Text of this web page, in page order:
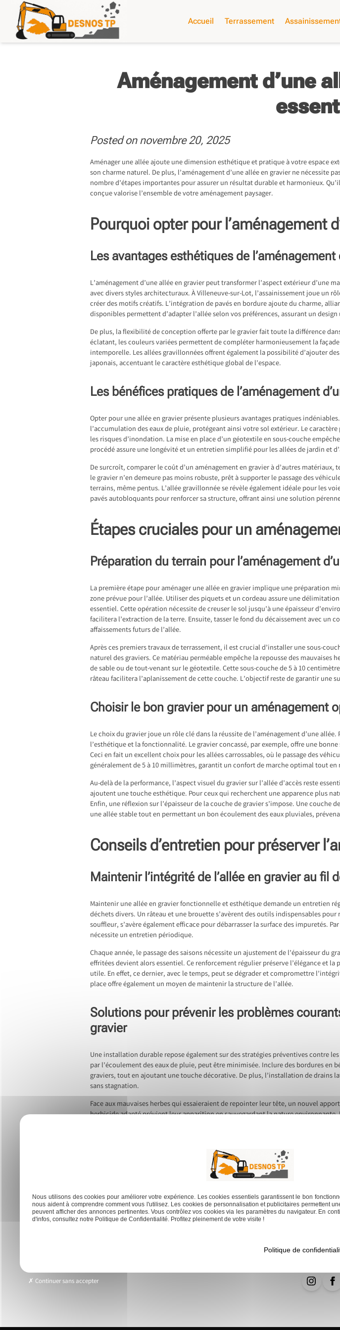
content
Accueil Terrassement
Aménagement d’une
Posted on novembre 20, 2025
Aménager une allée ajoute une dimension esthétique et pratique à votre espace
son charme naturel. De plus, l’aménagement d’une allée en gravier ne nécessite
nombre d’étapes importantes pour assurer un résultat durable et harmonieux.
conçue valorise l’ensemble de votre aménagement paysager.
Pourquoi opter pour l’aménagement
Les avantages esthétiques de l’aménagement
L’aménagement d’une allée en gravier peut transformer l’aspect extérieur
avec divers styles architecturaux. À Villeneuve-sur-Lot, l’assainissement joue un
créer des motifs créatifs. L’intégration de pavés en bordure ajoute du charme,
disponibles permettent d’adapter l’allée selon vos préférences, assurant un
De plus, la flexibilité de conception offerte par le gravier fait toute la différence
éclatant, les couleurs variées permettent de compléter harmonieusement la
intemporelle. Les allées gravillonnées offrent également la possibilité d’ajouter
japonais, accentuant le caractère esthétique global de l’espace.
Les bénéfices pratiques de l’aménagement
Opter pour une allée en gravier présente plusieurs avantages pratiques
l’accumulation des eaux de pluie, protégeant ainsi votre sol extérieur. Le
les risques d’inondation. La mise en place d’un géotextile en sous-couche
procédé assure une longévité et un entretien simplifié pour les allées de jardin et
De surcroît, comparer le coût d’un aménagement en gravier à d’autres
le gravier n’en demeure pas moins robuste, prêt à supporter le passage des
terrains, même pentus. L’allée gravillonnée se révèle également idéale pour les
pavés autobloquants pour renforcer sa structure, offrant ainsi une solution
Étapes cruciales pour un
Préparation du terrain pour l’aménagement
La première étape pour aménager une allée en gravier implique une préparation
zone prévue pour l’allée. Utiliser des piquets et un cordeau assure une
essentiel. Cette opération nécessite de creuser le sol jusqu’à une épaisseur
facilitera l’extraction de la terre. Ensuite, tasser le fond du décaissement avec un
affaissements futurs de l’allée.
Après ces premiers travaux de terrassement, il est crucial d’installer une sous-
naturel des graviers. Ce matériau perméable empêche la repousse des
de sable ou de tout-venant sur le géotextile. Cette sous-couche de 5 à 10
râteau facilitera l’aplanissement de cette couche. L’objectif reste de garantir une
Choisir le bon gravier pour un aménagement
Le choix du gravier joue un rôle clé dans la réussite de l’aménagement d’une
l’esthétique et la fonctionnalité. Le gravier concassé, par exemple, offre une
Ceci en fait un excellent choix pour les allées carrossables, où le passage des
généralement de 5 à 10 millimètres, garantit un confort de marche optimal tout en
Au-delà de la performance, l’aspect visuel du gravier sur l’allée d’accès reste
ajoutent une touche esthétique. Pour ceux qui recherchent une apparence plus
Enfin, une réflexion sur l’épaisseur de la couche de gravier s’impose. Une couche
une allée stable tout en permettant un bon écoulement des eaux pluviales,
Conseils d’entretien pour préserver
Maintenir l’intégrité de l’allée en gravier au fil
Maintenir une allée en gravier fonctionnelle et esthétique demande un entretien
déchets divers. Un râteau et une brouette s’avèrent des outils indispensables
souffleur, s’avère également efficace pour débarrasser la surface des impuretés.
nécessite un entretien périodique.
Chaque année, le passage des saisons nécessite un ajustement de l’épaisseur
effritées devient alors essentiel. Ce renforcement régulier préserve l’élégance et
utile. En effet, ce dernier, avec le temps, peut se dégrader et compromettre
place offre également un moyen de maintenir la structure de l’allée.
Solutions pour prévenir les problèmes
gravier
Une installation durable repose également sur des stratégies préventives contre
par l’écoulement des eaux de pluie, peut être minimisée. Inclure des bordures
graviers, tout en ajoutant une touche décorative. De plus, l’installation de drains
sans stagnation.
Face aux mauvaises herbes qui essaieraient de repointer leur tête, un nouvel
herbicide adapté prévient leur apparition en sauvegardant la nature
alignement des gravillons. En conservant le gravier à sa place, cela solde en un
les dalles stabilisatrices de gravier et garantir leur efficacité, une surveillance
de
l’article
Terrassier paysagiste : astuces pour optimiser l’espace de votre jardin
Nous utilisons des cookies pour améliorer votre expérience. Les cookies essentiels garantissent le bon
nous aident à comprendre comment vous l'utilisez. Les cookies de personnalisation et publicitaires permettent
peuvent afficher des annonces pertinentes. Vous contrôlez vos cookies via les paramètres du navigateur. En
d'infos, consultez notre Politique de Confidentialité. Profitez pleinement de votre visite !
Politique de
Continuer sans accepter